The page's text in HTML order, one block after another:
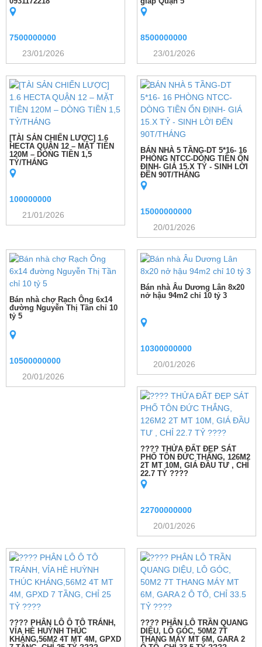
7500000000
23/01/2026
8500000000
23/01/2026
[TÀI SẢN CHIẾN LƯỢC] 1.6
HECTA QUẬN 12 – MẶT TIỀN
120M – DÒNG TIỀN 1,5
TỶ/THÁNG
100000000
21/01/2026
BÁN NHÀ 5 TẦNG-DT 5*16- 16
PHÒNG NTCC-DÒNG TIỀN ỔN
ĐỊNH- GIÁ 15.X TỶ - SINH LỜI
ĐẾN 90T/THÁNG
15000000000
20/01/2026
Bán nhà chợ Rạch Ông 6x14
đường Nguyễn Thị Tần chỉ 10
tỷ 5
10500000000
20/01/2026
Bán nhà Âu Dương Lân 8x20
nở hậu 94m2 chỉ 10 tỷ 3
10300000000
20/01/2026
???? THỬA ĐẤT ĐẸP SÁT
PHỐ TÔN ĐỨC THẮNG, 126M2
2T MT 10M, GIÁ ĐẦU TƯ , CHỈ
22.7 TỶ ????
22700000000
20/01/2026
???? PHÂN LÔ Ô TÔ TRÁNH,
VỈA HÈ HUỲNH THÚC
KHÁNG,56M2 4T MT 4M, GPXD
???? PHÂN LÔ TRẦN QUANG
DIỆU, LÔ GÓC, 50M2 7T
THANG MÁY MT 6M, GARA 2